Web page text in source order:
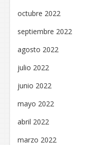
octubre 2022
septiembre 2022
agosto 2022
julio 2022
junio 2022
mayo 2022
abril 2022
marzo 2022